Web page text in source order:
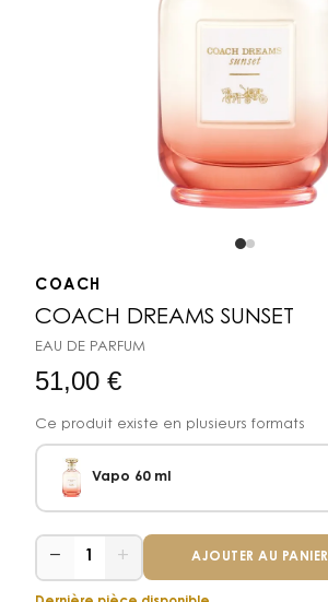
COACH
COACH DREAMS SUNSET
EAU DE PARFUM
51,00 €
Ce produit existe en plusieurs formats
Vapo 60 ml
− 1 + AJOUTER AU PANIER